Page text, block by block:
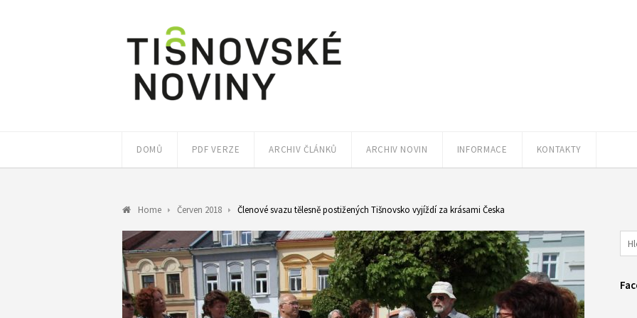
DOMŮ PDF VERZE ARCHIV ČLÁNKŮ ARCHIV NOVIN INFORMACE KONTAKTY
Home Červen 2018 Členové svazu tělesně postižených Tišnovsko vyjíždí za krásami Česka